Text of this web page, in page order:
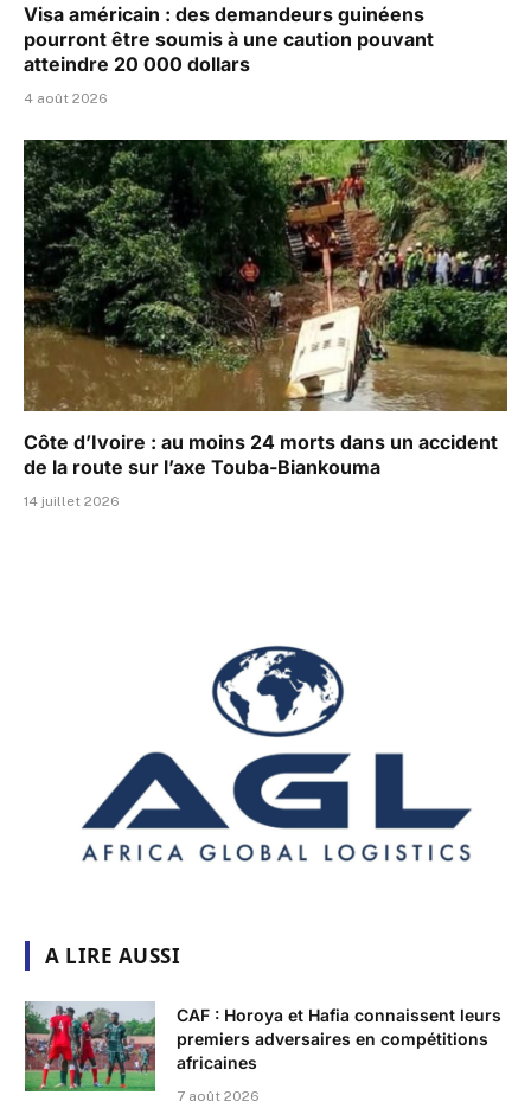
Visa américain : des demandeurs guinéens
pourront être soumis à une caution pouvant
atteindre 20 000 dollars
4 août 2026
Côte d’Ivoire : au moins 24 morts dans un accident
de la route sur l’axe Touba-Biankouma
14 juillet 2026
A LIRE AUSSI
CAF : Horoya et Hafia connaissent leurs
premiers adversaires en compétitions
africaines
7 août 2026